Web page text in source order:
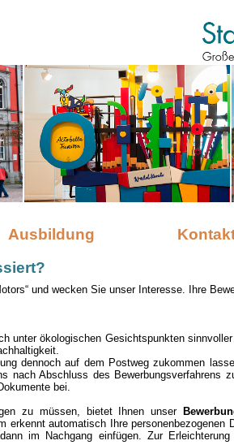
Ausbildung
und wecken Sie unser Interesse. Ihre
unter ökologischen Gesichtspunkten
dennoch auf dem Postweg zukommen
nach Abschluss des Bewerbungsverfahrens
bei.
zu müssen, bietet Ihnen unser
erkennt automatisch Ihre personenbezogenen
im Nachgang einfügen. Zur